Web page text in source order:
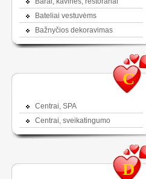
Bateliai vestuvėms
Bažnyčios dekoravimas
C
Centrai, SPA
Centrai, sveikatingumo
D